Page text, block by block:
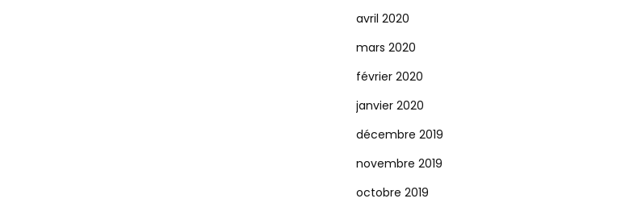
avril 2020
mars 2020
février 2020
janvier 2020
décembre 2019
novembre 2019
octobre 2019